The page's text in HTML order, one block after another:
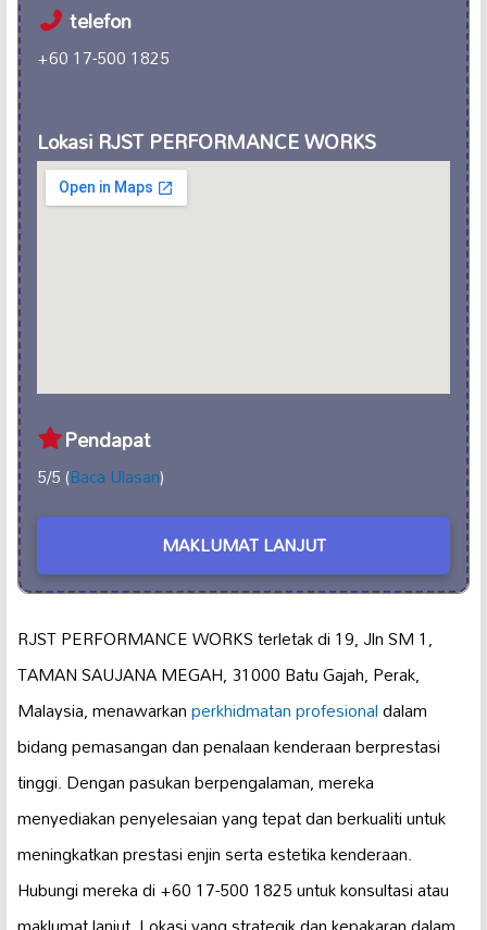
telefon
+60 17-500 1825
Lokasi RJST PERFORMANCE WORKS
Pendapat
5/5 (Baca Ulasan)
MAKLUMAT LANJUT
RJST PERFORMANCE WORKS terletak di 19, Jln SM 1,
TAMAN SAUJANA MEGAH, 31000 Batu Gajah, Perak,
Malaysia, menawarkanperkhidmatan profesionaldalam
bidang pemasangan dan penalaan kenderaan berprestasi
tinggi. Dengan pasukan berpengalaman, mereka
menyediakan penyelesaian yang tepat dan berkualiti untuk
meningkatkan prestasi enjin serta estetika kenderaan.
Hubungi mereka di +60 17-500 1825 untuk konsultasi atau